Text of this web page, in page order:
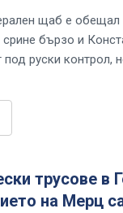
щаб е обещал
бързо и
руски контрол,
трусове в
на Мерц